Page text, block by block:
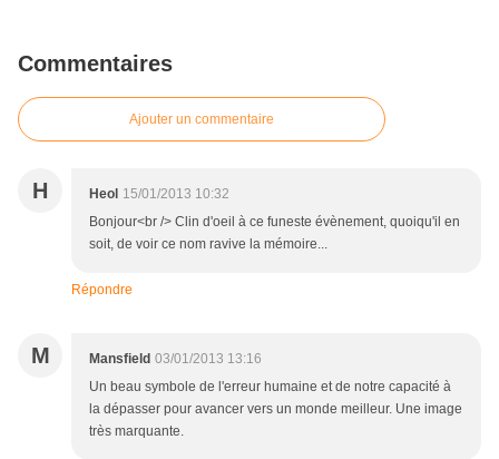
Commentaires
Ajouter un commentaire
H Heol 15/01/2013 10:32
Bonjour<br /> Clin d'oeil à ce funeste évènement, quoiqu'il en
soit, de voir ce nom ravive la mémoire...
Répondre
M Mansfield 03/01/2013 13:16
Un beau symbole de l'erreur humaine et de notre capacité à
la dépasser pour avancer vers un monde meilleur. Une image
très marquante.